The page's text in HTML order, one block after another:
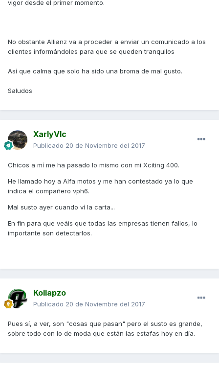
vigor desde el primer momento.
No obstante Allianz va a proceder a enviar un comunicado a los
clientes informándoles para que se queden tranquilos
Así que calma que solo ha sido una broma de mal gusto.
Saludos
XarlyVlc
Publicado 20 de Noviembre del 2017
Chicos a mí me ha pasado lo mismo con mi Xciting 400.
He llamado hoy a Alfa motos y me han contestado ya lo que
indica el compañero vph6.
Mal susto ayer cuando ví la carta...
En fin para que veáis que todas las empresas tienen fallos, lo
importante son detectarlos.
Kollapzo
Publicado 20 de Noviembre del 2017
Pues sí, a ver, son "cosas que pasan" pero el susto es grande,
sobre todo con lo de moda que están las estafas hoy en día.